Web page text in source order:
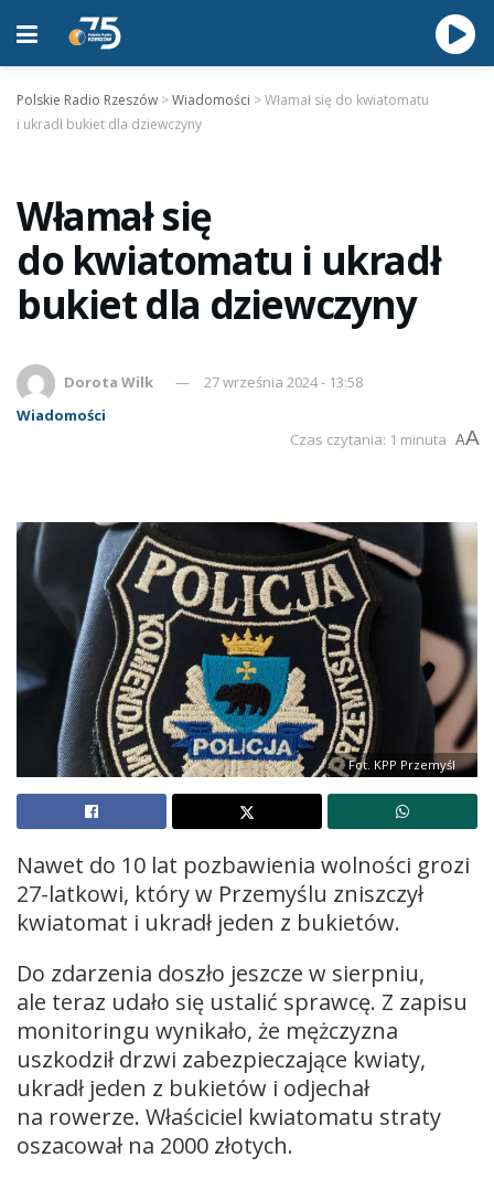
Polskie Radio Rzeszów >Wiadomości >Włamał się do kwiatomatu
i ukradł bukiet dla dziewczyny
Włamał się
do kwiatomatu i ukradł
bukiet dla dziewczyny
Dorota Wilk
27 września 2024 - 13:58
Wiadomości
Czas czytania: 1 minuta AA
Fot. KPP Przemyśl
Nawet do 10 lat pozbawienia wolności grozi
27-latkowi, który w Przemyślu zniszczył
kwiatomat i ukradł jeden z bukietów.
Do zdarzenia doszło jeszcze w sierpniu,
ale teraz udało się ustalić sprawcę. Z zapisu
monitoringu wynikało, że mężczyzna
uszkodził drzwi zabezpieczające kwiaty,
ukradł jeden z bukietów i odjechał
na rowerze. Właściciel kwiatomatu straty
oszacował na 2000 złotych.